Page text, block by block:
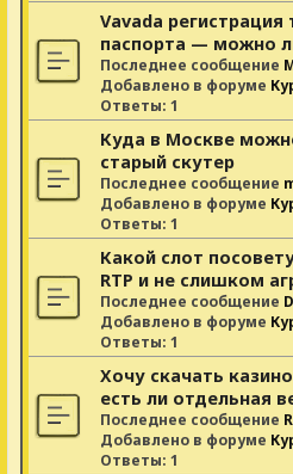
Vavada
паспорта — можно
Последнее сообщение
Добавлено в форуме
Ответы: 1
Куда в Москве
старый скутер
Последнее сообщение
Добавлено в форуме
Ответы: 1
Какой слот
RTP и не слишком
Последнее сообщение
Добавлено в форуме
Ответы: 1
Хочу скачать
есть ли отдельная
Последнее сообщение
Добавлено в форуме
Ответы: 1